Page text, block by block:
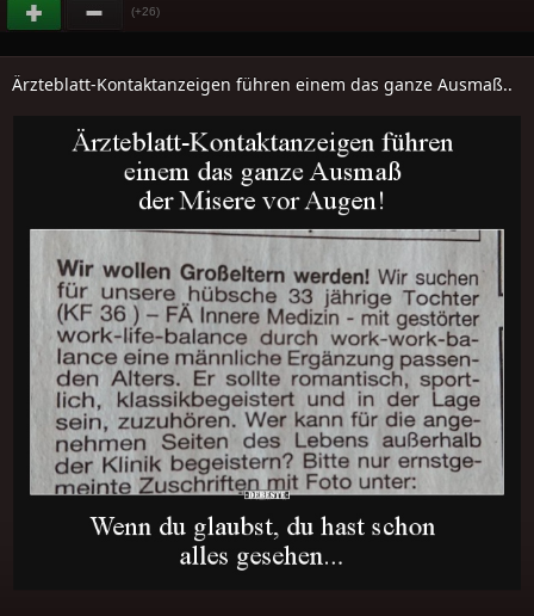
(+26)
Ärzteblatt-Kontaktanzeigen führen einem das ganze Ausmaß..